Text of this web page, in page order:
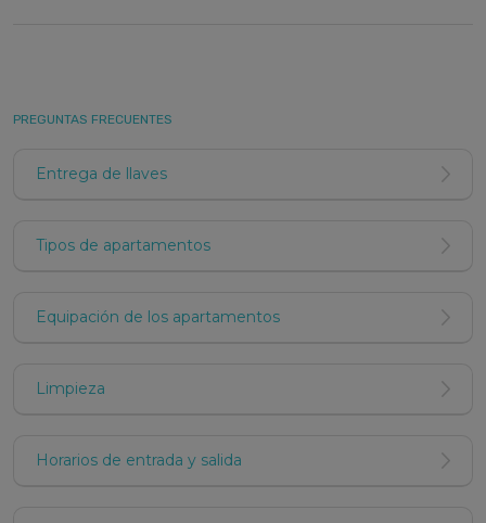
PREGUNTAS FRECUENTES
Entrega de llaves
Tipos de apartamentos
Equipación de los apartamentos
Limpieza
Horarios de entrada y salida